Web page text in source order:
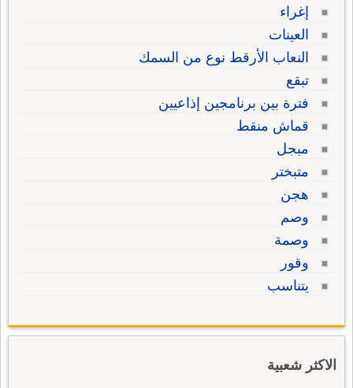
إغراء
العينات
النعاب الأرقط نوع من السمك
تبقع
فترة بين برنامجين إذاعيين
قماش منقط
مبجل
متبختر
هجن
وصم
وصمة
وقور
يتناسب
الاكثر شعبية